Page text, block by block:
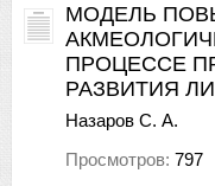
МОДЕЛЬ
ПРОЦЕССЕ
РАЗВИТИЯ
Назаров С. А.
Просмотров: 797